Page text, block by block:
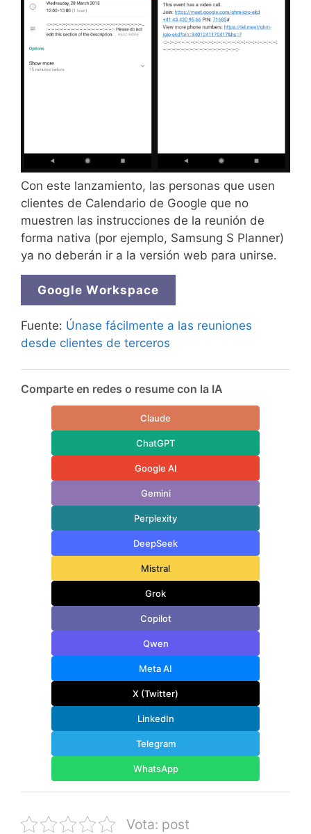
Con este lanzamiento, las personas que usen
clientes de Calendario de Google que no
muestren las instrucciones de la reunión de
forma nativa (por ejemplo, Samsung S Planner)
ya no deberán ir a la versión web para unirse.
Google Workspace
Fuente: Únase fácilmente a las reuniones
desde clientes de terceros
Comparte en redes o resume con la IA
Claude
ChatGPT
Google AI
Gemini
Perplexity
DeepSeek
Mistral
Grok
Copilot
Qwen
Meta AI
X (Twitter)
LinkedIn
Telegram
WhatsApp
Vota: post